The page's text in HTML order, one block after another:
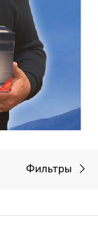
Фильтры